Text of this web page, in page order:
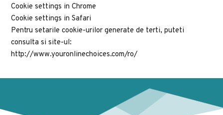
Cookie settings in Chrome
Cookie settings in Safari
Pentru setarile cookie-urilor generate de terti, puteti
consulta si site-ul:
http://www.youronlinechoices.com/ro/